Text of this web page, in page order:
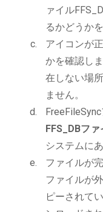
ァイル
るかどうか
アイコンが
かを確認し
在しない場
ません。
FFS_DBファ
システムに
ファイルが
ファイルが
ピーされて